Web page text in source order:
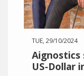
TUE, 29/10/2024
Aignostics
US-Dollar